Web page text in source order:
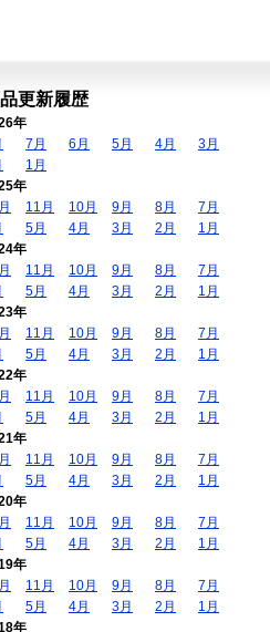
更新履歴
年
7月 6月 5月 4月
3月
1月
年
11月 10月 9月 8月
7月
5月 4月 3月 2月
1月
年
11月 10月 9月 8月
7月
5月 4月 3月 2月
1月
年
11月 10月 9月 8月
7月
5月 4月 3月 2月
1月
年
11月 10月 9月 8月
7月
5月 4月 3月 2月
1月
年
11月 10月 9月 8月
7月
5月 4月 3月 2月
1月
年
11月 10月 9月 8月
7月
5月 4月 3月 2月
1月
年
11月 10月 9月 8月
7月
5月 4月 3月 2月
1月
年